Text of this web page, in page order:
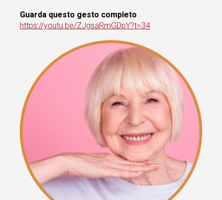
Guarda questo gesto completo
https://youtu.be/ZJgsaRmGDpY?t=34